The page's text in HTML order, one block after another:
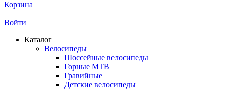
Корзина
Войти
Каталог
Велосипеды
Шоссейные велосипеды
Горные МTB
Гравийные
Детские велосипеды